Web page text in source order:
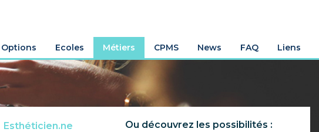
Options Ecoles Métiers CPMS News FAQ Liens
Esthéticien.ne
Ou découvrez les possibilités :